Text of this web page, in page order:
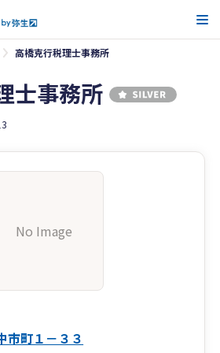
高橋克行税理士事務所
士事務所
No Image
市町１－３３